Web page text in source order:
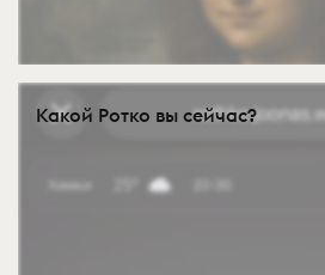
Какой Ротко вы сейчас?